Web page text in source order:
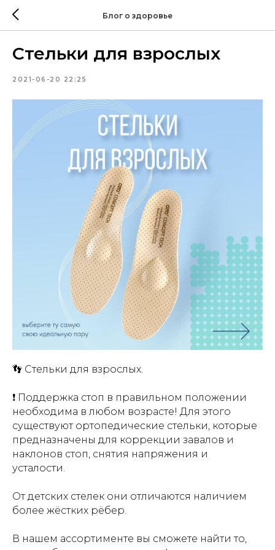
Блог о здоровье
Стельки для взрослых
2021-06-20 22:25
👣 Стельки для взрослых.
❗️ Поддержка стоп в правильном положении
необходима в любом возрасте! Для этого
существуют ортопедические стельки, которые
предназначены для коррекции завалов и
наклонов стоп, снятия напряжения и
усталости.
От детских стелек они отличаются наличием
более жёстких рёбер.
В нашем ассортименте вы сможете найти то,